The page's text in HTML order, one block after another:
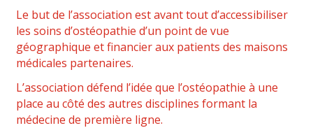
Le but de l’association est avant tout d’accessibiliser
les soins d’ostéopathie d’un point de vue
géographique et financier aux patients des maisons
médicales partenaires.
L’association défend l’idée que l’ostéopathie à une
place au côté des autres disciplines formant la
médecine de première ligne.